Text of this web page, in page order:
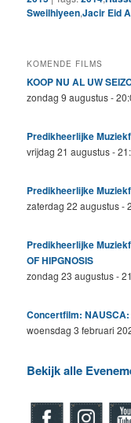
Sweilhiyeen,Jacir Eid
KOMENDE FILMS
KOOP NU AL UW
zondag 9 augustus -
Predikheerlijke
vrijdag 21 augustus -
Predikheerlijke
zaterdag 22 augustus -
Predikheerlijke
OF HIPGNOSIS
zondag 23 augustus -
Concertfilm: NAUSCA:
woensdag 3 februari
Bekijk alle